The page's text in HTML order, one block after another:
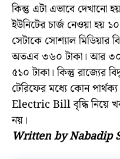
কিন্তু এটা এভাবে দেখানো
ইউনিটের চার্জ নেওয়া হয়
সেটাকে সোশ্যাল মিডিয়ার
অতএব ৩৬০ টাকা। আর
৫১০ টাকা। কিন্তু রাজ্যের
টেরিফের মধ্যে কোন
Electric Bill বৃদ্ধি নিয়ে
নয়।
Written by Nabadip